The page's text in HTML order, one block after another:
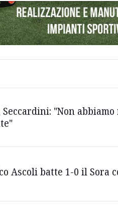
Seccardini: "Non
Ascoli batte 1-0 il